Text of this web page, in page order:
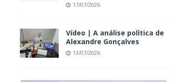
17/07/2026
Vídeo | A análise política de
Alexandre Gonçalves
13/07/2026